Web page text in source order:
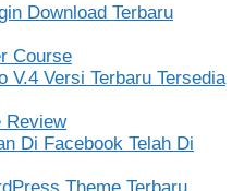
Download Terbaru
Course
V.4 Versi Terbaru Tersedia
Review
Di Facebook Telah Di